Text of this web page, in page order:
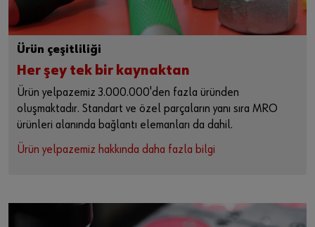
Ürün çeşitliliği
Her şey tek bir kaynaktan
Ürün yelpazemiz 3.000.000'den fazla üründen
oluşmaktadır. Standart ve özel parçaların yanı sıra MRO
ürünleri alanında bağlantı elemanları da dahil.
Ürün yelpazemiz hakkında daha fazla bilgi